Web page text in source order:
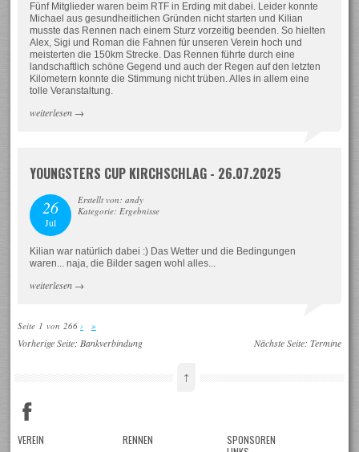
Fünf Mitglieder waren beim RTF in Erding mit dabei. Leider konnte
Michael aus gesundheitlichen Gründen nicht starten und Kilian
musste das Rennen nach einem Sturz vorzeitig beenden. So hielten
Alex, Sigi und Roman die Fahnen für unseren Verein hoch und
meisterten die 150km Strecke. Das Rennen führte durch eine
landschaftlich schöne Gegend und auch der Regen auf den letzten
Kilometern konnte die Stimmung nicht trüben. Alles in allem eine
tolle Veranstaltung.
weiterlesen →
YOUNGSTERS CUP KIRCHSCHLAG - 26.07.2025
26
Jul
Erstellt von: andy
Kategorie: Ergebnisse
Kilian war natürlich dabei :) Das Wetter und die Bedingungen
waren... naja, die Bilder sagen wohl alles...
weiterlesen →
Seite 1 von 266 › »
Vorherige Seite: Bankverbindung Nächste Seite: Termine
↑
VEREIN RENNEN
SPONSOREN